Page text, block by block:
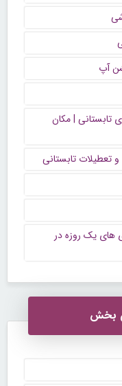
آپ
تابستانی | مکان
تعطیلات تابستانی
یک روزه در
بخش